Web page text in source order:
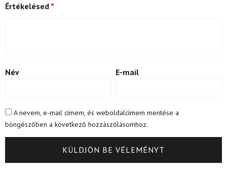
Értékelésed *
Név E-mail
A nevem, e-mail címem, és weboldalcímem mentése a
böngészőben a következő hozzászólásomhoz.